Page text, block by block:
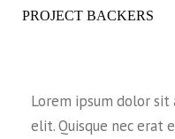
PROJECT BACKERS
Lorem ipsum dolor sit
elit. Quisque nec erat